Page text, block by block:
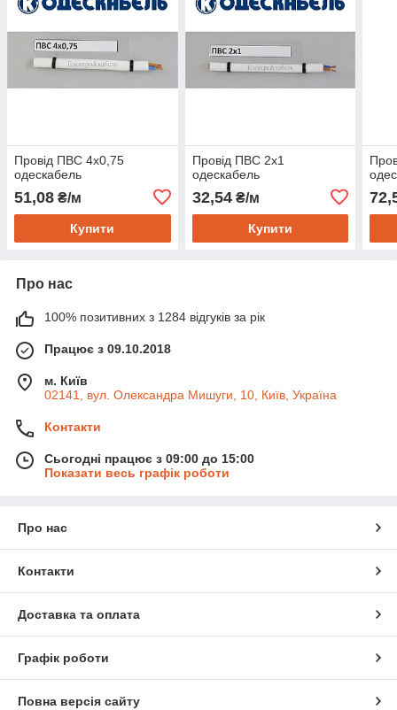
Провід ПВС 4х0,75
одескабель
51,08 ₴/м
Купити
Провід ПВС 2х1
одескабель
32,54₴/м
Купити
Про нас
100% позитивних з 1284 відгуків за рік
Працює з 09.10.2018
м. Київ
02141, вул. Олександра Мишуги, 10, Київ, Україна
Контакти
Сьогодні працює з 09:00 до 15:00
Показати весь графік роботи
Про нас
Контакти
Доставка та оплата
Графік роботи
Повна версія сайту